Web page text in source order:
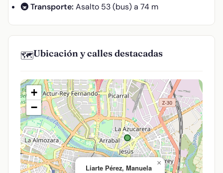
🚇 Transporte: Asalto 53 (bus) a 74 m
🗺️Ubicación y calles destacadas
Liarte Pérez, Manuela
×
+
−